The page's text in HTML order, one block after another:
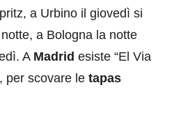
a Urbino il giovedì si
a Bologna la notte
A Madrid esiste “El Via
per scovare le tapas